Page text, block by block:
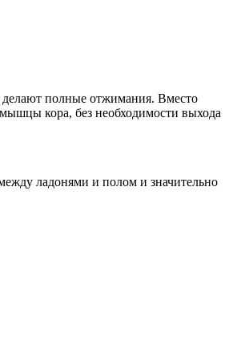
делают полные отжимания. Вместо
кора, без необходимости выхода
ладонями и полом и значительно